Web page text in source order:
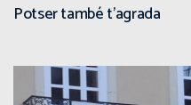
Potser també t'agrada